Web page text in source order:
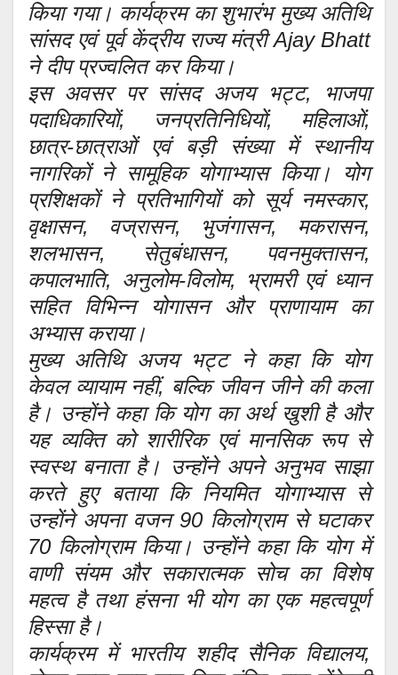
किया गया। कार्यक्रम का शुभारंभ मुख्य अतिथि
सांसद एवं पूर्व केंद्रीय राज्य मंत्री Ajay Bhatt
ने दीप प्रज्वलित कर किया।
इस अवसर पर सांसद अजय भट्ट, भाजपा
पदाधिकारियों, जनप्रतिनिधियों, महिलाओं,
छात्र-छात्राओं एवं बड़ी संख्या में स्थानीय
नागरिकों ने सामूहिक योगाभ्यास किया। योग
प्रशिक्षकों ने प्रतिभागियों को सूर्य नमस्कार,
वृक्षासन, वज्रासन, भुजंगासन, मकरासन,
शलभासन, सेतुबंधासन, पवनमुक्तासन,
कपालभाति, अनुलोम-विलोम, भ्रामरी एवं ध्यान
सहित विभिन्न योगासन और प्राणायाम का
अभ्यास कराया।
मुख्य अतिथि अजय भट्ट ने कहा कि योग
केवल व्यायाम नहीं, बल्कि जीवन जीने की कला
है। उन्होंने कहा कि योग का अर्थ खुशी है और
यह व्यक्ति को शारीरिक एवं मानसिक रूप से
स्वस्थ बनाता है। उन्होंने अपने अनुभव साझा
करते हुए बताया कि नियमित योगाभ्यास से
उन्होंने अपना वजन 90 किलोग्राम से घटाकर
70 किलोग्राम किया। उन्होंने कहा कि योग में
वाणी संयम और सकारात्मक सोच का विशेष
महत्व है तथा हंसना भी योग का एक महत्वपूर्ण
हिस्सा है।
कार्यक्रम में भारतीय शहीद सैनिक विद्यालय,